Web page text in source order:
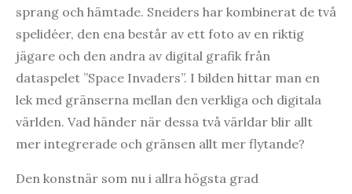
sprang och hämtade. Sneiders har kombinerat de två
spelidéer, den ena består av ett foto av en riktig
jägare och den andra av digital grafik från
dataspelet ”Space Invaders”. I bilden hittar man en
lek med gränserna mellan den verkliga och digitala
världen. Vad händer när dessa två världar blir allt
mer integrerade och gränsen allt mer flytande?
Den konstnär som nu i allra högsta grad